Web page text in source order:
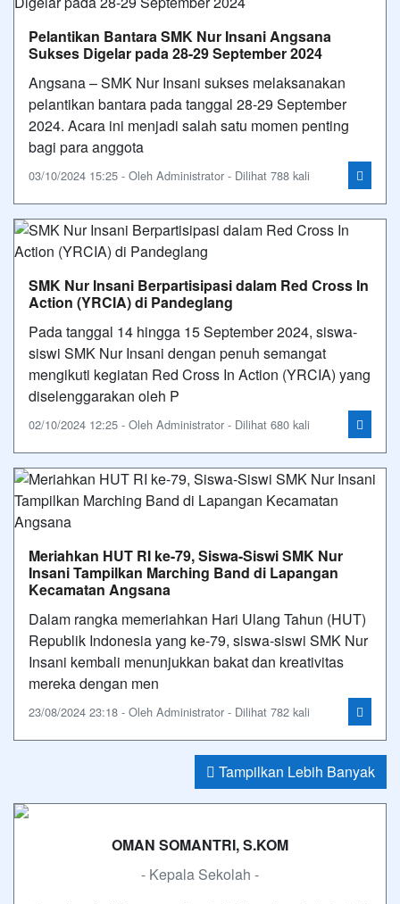
Pelantikan Bantara SMK Nur Insani Angsana
Sukses Digelar pada 28-29 September 2024
Angsana – SMK Nur Insani sukses melaksanakan
pelantikan bantara pada tanggal 28-29 September
2024. Acara ini menjadi salah satu momen penting
bagi para anggota
03/10/2024 15:25 - Oleh Administrator - Dilihat 788 kali
SMK Nur Insani Berpartisipasi dalam Red Cross In
Action (YRCIA) di Pandeglang
Pada tanggal 14 hingga 15 September 2024, siswa-
siswi SMK Nur Insani dengan penuh semangat
mengikuti kegiatan Red Cross In Action (YRCIA) yang
diselenggarakan oleh P
02/10/2024 12:25 - Oleh Administrator - Dilihat 680 kali
Meriahkan HUT RI ke-79, Siswa-Siswi SMK Nur
Insani Tampilkan Marching Band di Lapangan
Kecamatan Angsana
Dalam rangka memeriahkan Hari Ulang Tahun (HUT)
Republik Indonesia yang ke-79, siswa-siswi SMK Nur
Insani kembali menunjukkan bakat dan kreativitas
mereka dengan men
23/08/2024 23:18 - Oleh Administrator - Dilihat 782 kali
Tampilkan Lebih Banyak
OMAN SOMANTRI, S.KOM
- Kepala Sekolah -